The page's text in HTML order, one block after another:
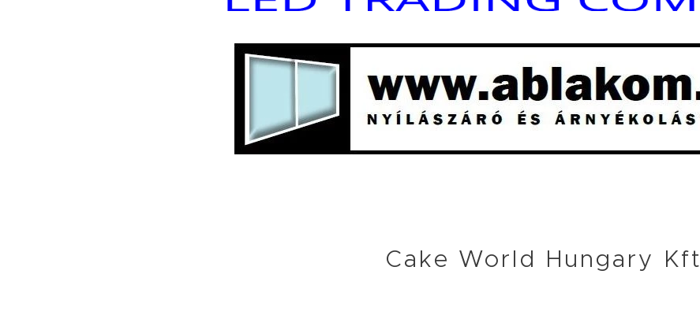
Cake World Hungary Kft